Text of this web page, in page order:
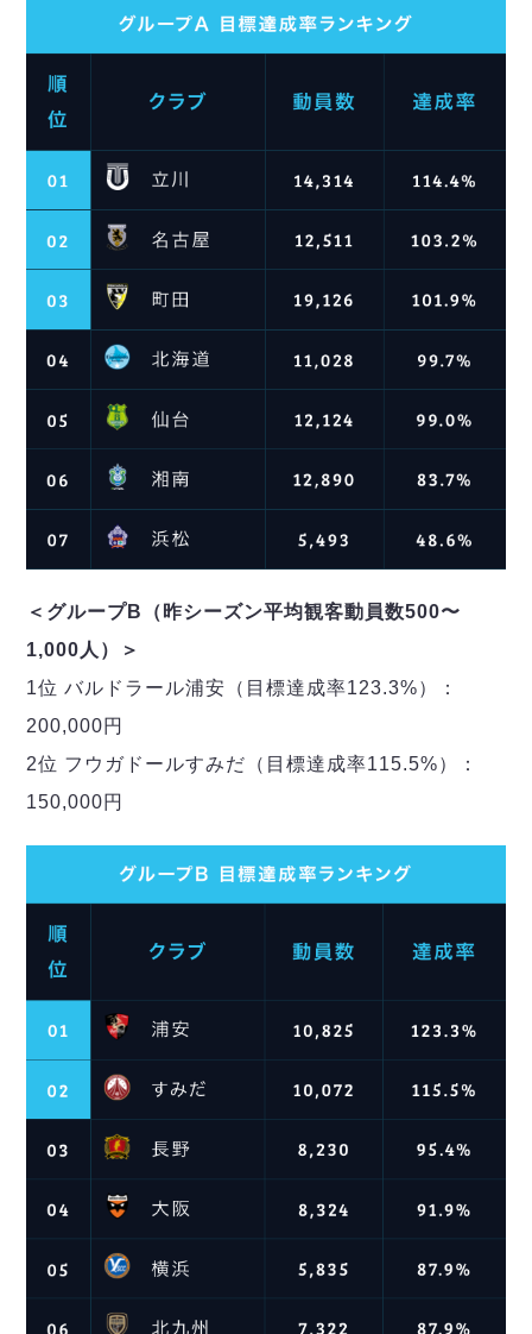
＜グループB（昨シーズン平均観客動員数500〜
1,000人）＞
1位 バルドラール浦安（目標達成率123.3%）：
200,000円
2位 フウガドールすみだ（目標達成率115.5%）：
150,000円